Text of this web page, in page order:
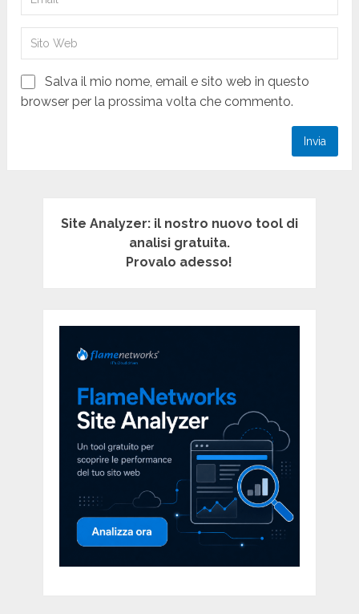
Salva il mio nome, email e sito web in questo
browser per la prossima volta che commento.
Site Analyzer: il nostro nuovo tool di
analisi gratuita.
Provalo adesso!